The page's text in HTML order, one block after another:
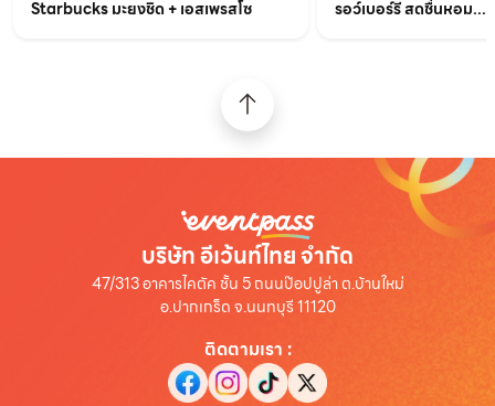
Starbucks มะยงชิด + เอสเพรสโซ
รอว์เบอร์รี สดชื่นหอม...
บริษัท อีเว้นท์ไทย จำกัด
47/313 อาคารไคตัค ชั้น 5 ถนนป๊อปปูล่า ต.บ้านใหม่
อ.ปากเกร็ด จ.นนทบุรี 11120
ติดตามเรา :